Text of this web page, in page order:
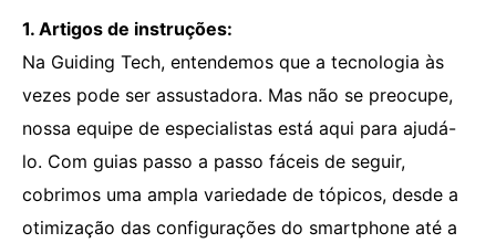
1. Artigos de instruções:
Na Guiding Tech, entendemos que a tecnologia às
vezes pode ser assustadora. Mas não se preocupe,
nossa equipe de especialistas está aqui para ajudá-
lo. Com guias passo a passo fáceis de seguir,
cobrimos uma ampla variedade de tópicos, desde a
otimização das configurações do smartphone até a